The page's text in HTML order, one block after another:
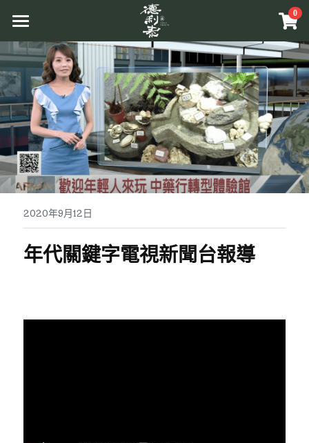
0
首頁
品牌介紹
原料介紹
溯源管理
原相工法
中草藥原料
商品介紹
原草入茶
原香提味
互動體驗
關於活動
更多資訊
相關報導
Facebook
2020年9月12日
年代關鍵字電視新聞台報導
×
商品分類
所有商品分類
原草入茶